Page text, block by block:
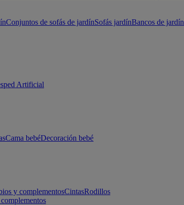
Conjuntos de sofás de jardínSofás jardínBancos de jardín
Artificial
Cama bebéDecoración bebé
y complementosCintasRodillos